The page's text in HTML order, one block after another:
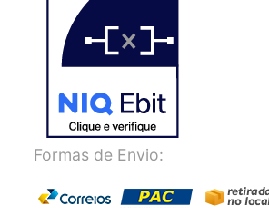
Formas de Envio: